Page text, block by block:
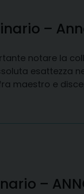
–
notare la
esattezza
maestro e
–